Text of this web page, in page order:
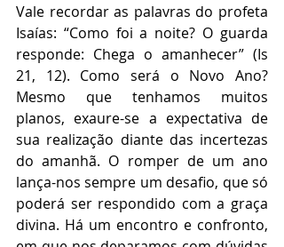
Vale recordar as palavras do profeta
Isaías: “Como foi a noite? O guarda
responde: Chega o amanhecer” (Is
21, 12). Como será o Novo Ano?
Mesmo que tenhamos muitos
planos, exaure-se a expectativa de
sua realização diante das incertezas
do amanhã. O romper de um ano
lança-nos sempre um desafio, que só
poderá ser respondido com a graça
divina. Há um encontro e confronto,